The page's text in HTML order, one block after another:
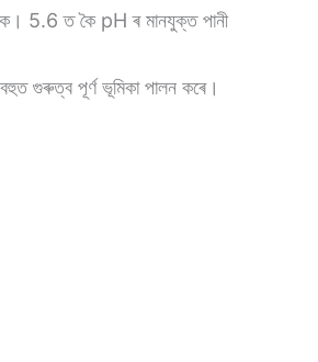
5.6 ত কৈ pH ৰ মানযুক্ত পানী
গুৰুত্ব পূৰ্ণ ভূমিকা পালন কৰে।